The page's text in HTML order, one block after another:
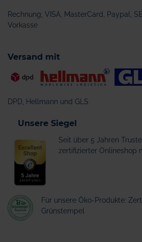
Rechnung, VISA, MasterCard, Paypal,
Vorkasse
Versand mit
DPD, Hellmann und GLS
Unsere Siegel
Seit über 5 Jahren
zertifizierter Onlineshop
Für unsere Öko-Produkte:
Grünstempel